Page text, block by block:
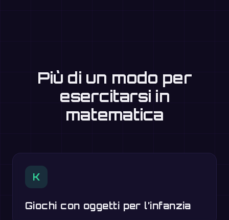
Più di un modo per
esercitarsi in
matematica
K
Giochi con oggetti per l’infanzia